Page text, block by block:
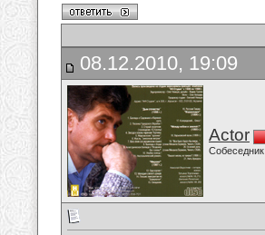
08.12.2010, 19:09
Actor
Собеседник